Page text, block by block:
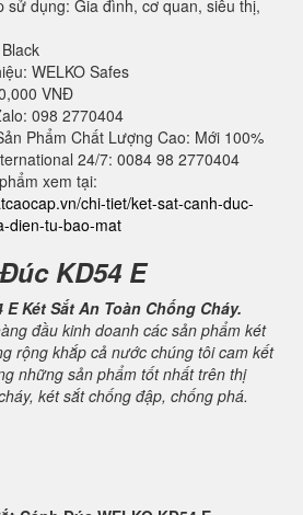
sử dụng: Gia đình, cơ quan, siêu thị,
WELKO Safes
VNĐ
098 2770404
Phẩm Chất Lượng Cao: Mới 100%
24/7: 0084 98 2770404
xem tại:
chi-tiet/ket-sat-canh-duc-
dien-tu-bao-mat
KD54 E
Két Sắt An Toàn Chống Cháy.
đầu kinh doanh các sản phẩm két
rộng khắp cả nước chúng tôi cam kết
những sản phẩm tốt nhất trên thị
két sắt chống đập, chống phá.